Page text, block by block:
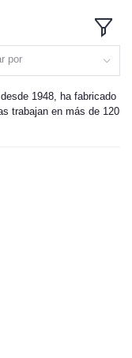
por
1948, ha fabricado
trabajan en más de 120